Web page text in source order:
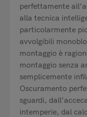
perfettamente
alla tecnica
particolarmente
avvolgibili
montaggio è
montaggio senza
semplicemente
Oscuramento
sguardi,
intemperie, dal